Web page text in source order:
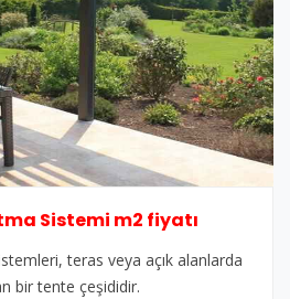
Sistemi m2 fiyatı
teras veya açık alanlarda
bir tente çeşididir.